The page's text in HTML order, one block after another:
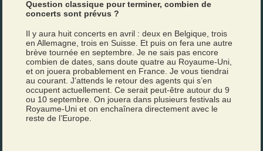
Question classique pour terminer, combien de
concerts sont prévus ?
Il y aura huit concerts en avril : deux en Belgique, trois
en Allemagne, trois en Suisse. Et puis on fera une autre
brève tournée en septembre. Je ne sais pas encore
combien de dates, sans doute quatre au Royaume-Uni,
et on jouera probablement en France. Je vous tiendrai
au courant. J’attends le retour des agents qui s’en
occupent actuellement. Ce serait peut-être autour du 9
ou 10 septembre. On jouera dans plusieurs festivals au
Royaume-Uni et on enchaînera directement avec le
reste de l’Europe.